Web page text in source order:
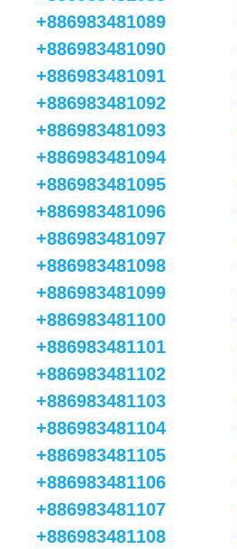
+886983481089
+886983481090
+886983481091
+886983481092
+886983481093
+886983481094
+886983481095
+886983481096
+886983481097
+886983481098
+886983481099
+886983481100
+886983481101
+886983481102
+886983481103
+886983481104
+886983481105
+886983481106
+886983481107
+886983481108